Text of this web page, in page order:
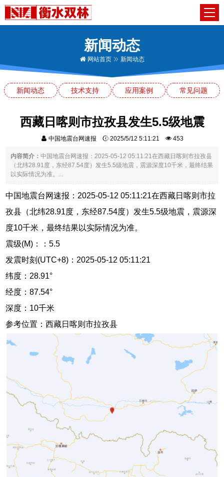
新闻动态
网站首页 新闻动态
新闻动态 技术支持 应用案例 常见问题
西藏日喀则市拉孜县发生5.5级地震
中国地震台网速报 2025/5/12 5:11:21 453
内容简介：中国地震台网速报：2025-05-12 05:11:21在西藏日喀则市拉孜县
（北纬28.91度，东经87.54度）发生5.5级地震，震源深度10千米，最终结果
以实际情况为准。...
中国地震台网速报：2025-05-12 05:11:21在西藏日喀则市拉
孜县（北纬28.91度，东经87.54度）发生5.5级地震，震源深
度10千米，最终结果以实际情况为准。
震级(M)：：5.5
发震时刻(UTC+8)：2025-05-12 05:11:21
纬度：28.91°
经度：87.54°
深度：10千米
参考位置：西藏日喀则市拉孜县